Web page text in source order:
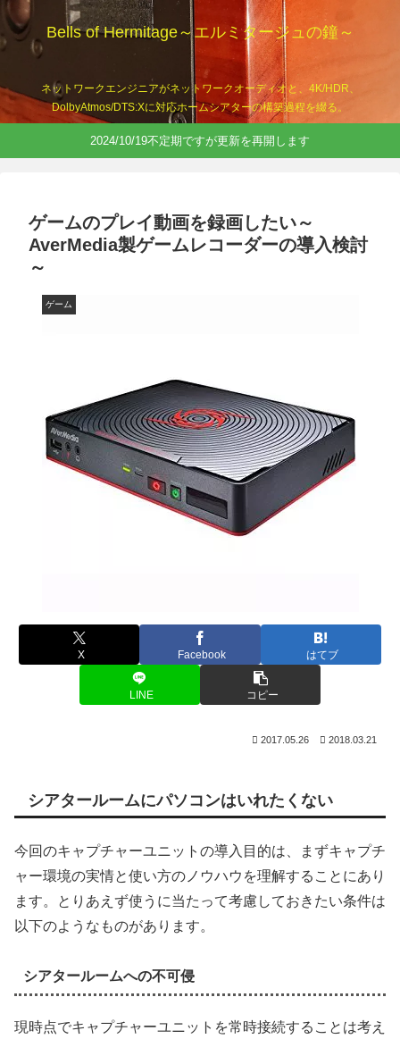
Bells of Hermitage～エルミタージュの鐘～
ネットワークエンジニアがネットワークオーディオと、4K/HDR、
DolbyAtmos/DTS:Xに対応ホームシアターの構築過程を綴る。
2024/10/19不定期ですが更新を再開します
ゲームのプレイ動画を録画したい～
AverMedia製ゲームレコーダーの導入検討
～
ゲーム
X Facebook はてブ
LINE コピー
2017.05.26 2018.03.21
シアタールームにパソコンはいれたくない
今回のキャプチャーユニットの導入目的は、まずキャプチ
ャー環境の実情と使い方のノウハウを理解することにあり
ます。とりあえず使うに当たって考慮しておきたい条件は
以下のようなものがあります。
シアタールームへの不可侵
現時点でキャプチャーユニットを常時接続することは考え